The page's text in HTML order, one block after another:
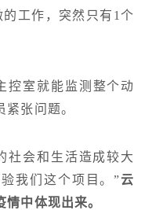
工作，突然只有1个
控室就能监测整个动
张问题。
社会和生活造成较大
我们这个项目。”云
中体现出来。